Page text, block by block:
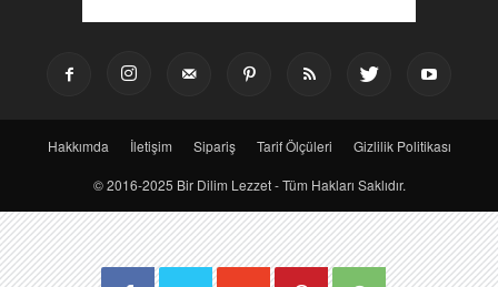
Hakkımda İletişim Sipariş Tarif Ölçüleri Gizlilik Politikası
© 2016-2025 Bir Dilim Lezzet - Tüm Hakları Saklıdır.